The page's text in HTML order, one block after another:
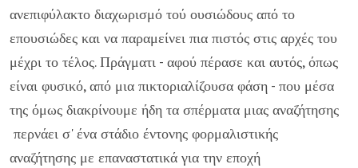
ανεπιφύλακτο διαχωρισμό τού ουσιώδους από το
επουσιώδες και να παραμείνει πια πιστός στις αρχές του
μέ­χρι το τέλος. Πράγματι - αφού πέρασε και αυτός, όπως
είναι φυσικό, από μια πικτοριαλίζουσα φάση - που μέσα
της όμως δια­κρίνουμε ήδη τα σπέρματα μιας αναζήτησης
περνάει σ' ένα στάδιο έντονης φορμαλι­στικής
αναζήτησης με επαναστατικά για την εποχή